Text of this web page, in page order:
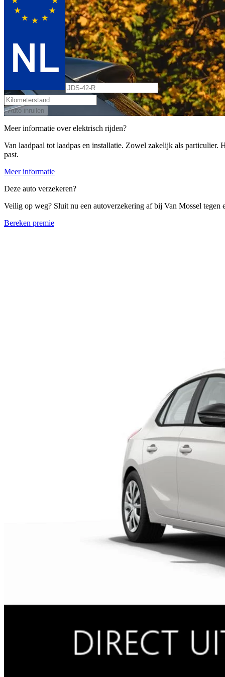
Auto inruilen
Meer informatie over elektrisch rijden?
Van laadpaal tot laadpas en installatie. Zowel zakelijk als
past.
Meer informatie
Deze auto verzekeren?
Veilig op weg? Sluit nu een autoverzekering af bij Van Mossel
Bereken premie